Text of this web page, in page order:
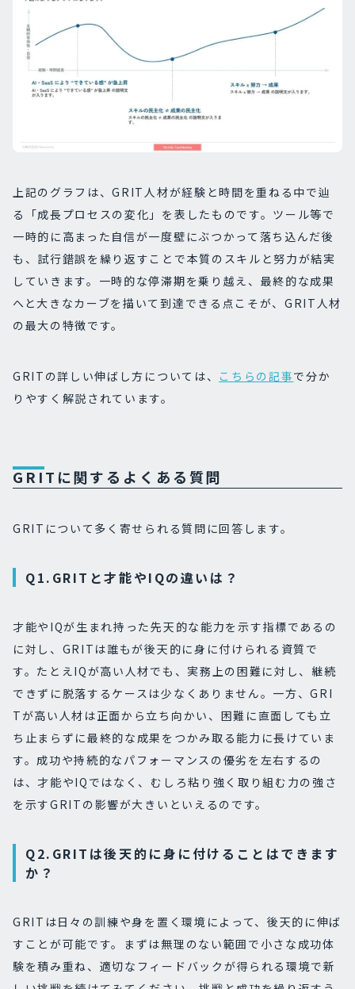
上記のグラフは、GRIT人材が経験と時間を重ねる中で辿
る「成長プロセスの変化」を表したものです。ツール等で
一時的に高まった自信が一度壁にぶつかって落ち込んだ後
も、試行錯誤を繰り返すことで本質のスキルと努力が結実
していきます。一時的な停滞期を乗り越え、最終的な成果
へと大きなカーブを描いて到達できる点こそが、GRIT人材
の最大の特徴です。
GRITの詳しい伸ばし方については、 こちらの記事で分か
りやすく解説されています。
GRITに関するよくある質問
GRITについて多く寄せられる質問に回答します。
Q1.GRITと才能やIQの違いは？
才能やIQが生まれ持った先天的な能力を示す指標であるの
に対し、GRITは誰もが後天的に身に付けられる資質で
す。たとえIQが高い人材でも、実務上の困難に対し、継続
できずに脱落するケースは少なくありません。一方、GRI
Tが高い人材は正面から立ち向かい、困難に直面しても立
ち止まらずに最終的な成果をつかみ取る能力に長けていま
す。成功や持続的なパフォーマンスの優劣を左右するの
は、才能やIQではなく、むしろ粘り強く取り組む力の強さ
を示すGRITの影響が大きいといえるのです。
Q2.GRITは後天的に身に付けることはできます
か？
GRITは日々の訓練や身を置く環境によって、後天的に伸ば
すことが可能です。まずは無理のない範囲で小さな成功体
験を積み重ね、適切なフィードバックが得られる環境で新